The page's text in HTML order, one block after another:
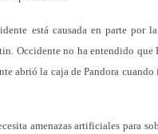
está causada en parte por
Occidente no ha entendido
abrió la caja de Pandora
amenazas artificiales para